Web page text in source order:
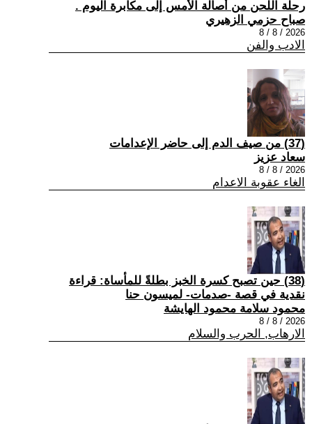
رحلة اللحن من أصالة الأمس إلى مكابرة اليوم .
صباح حزمي الزهيري
2026 / 8 / 8
الادب والفن
(37) من صيف الدم إلى حاضر الإعدامات
سعاد عزيز
2026 / 8 / 8
الغاء عقوبة الاعدام
(38) حين تصبح كسرة الخبز بطلةً للمأساة: قراءة
نقدية في قصة -صدمات- لميسون حنا
محمود سلامة محمود الهايشة
2026 / 8 / 8
الارهاب, الحرب والسلام